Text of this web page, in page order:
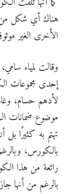
هناك أي شكل
الأخرى الغير
وقالت لمياء
إحدى مجموعات
لأدهم حسام،
موضوع ضمانات
تهتم به كثيرًا
بالكورس،
رائعة من هذا
بالرغم من